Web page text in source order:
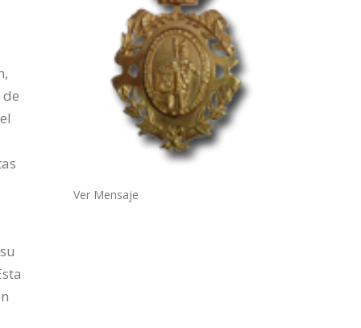
Ver Mensaje